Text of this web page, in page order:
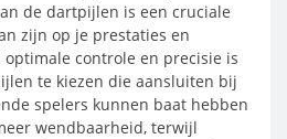
de dartpijlen is een cruciale
zijn op je prestaties en
optimale controle en precisie is
te kiezen die aansluiten bij
spelers kunnen baat hebben
wendbaarheid, terwijl